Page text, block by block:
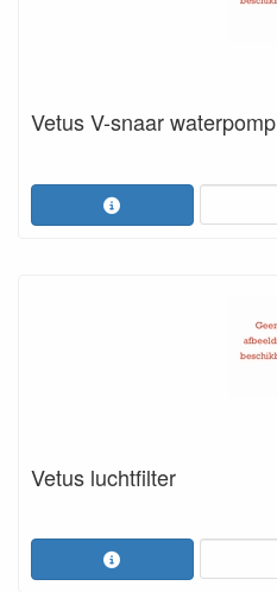
Vetus V-snaar waterpomp
Vetus luchtfilter